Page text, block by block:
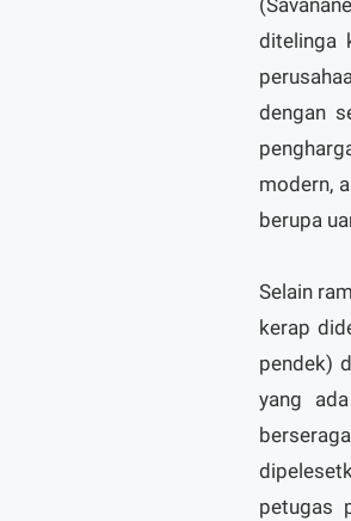
ditelinga
dengan
modern,
berupa
Selain
kerap
pendek)
yang
petugas